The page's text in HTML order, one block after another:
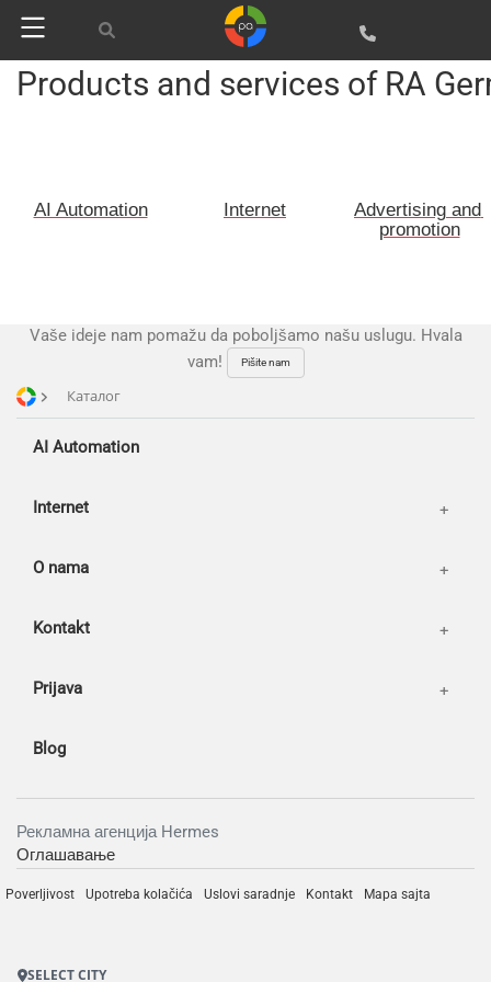
Products and services of RA
AI Automation Internet
Advertising and
promotion
Vaše ideje nam pomažu da poboljšamo našu uslugu. Hvala
vam!
Pišite nam
Каталог
AI Automation
Internet
O nama
Partners
News
Kontakt
Prijava
Moj nalog
Blog
Рекламна агенција Hermes
Оглашавање
Poverljivost Upotreba kolačića Uslovi saradnje Kontakt Mapa sajta
SELECT CITY